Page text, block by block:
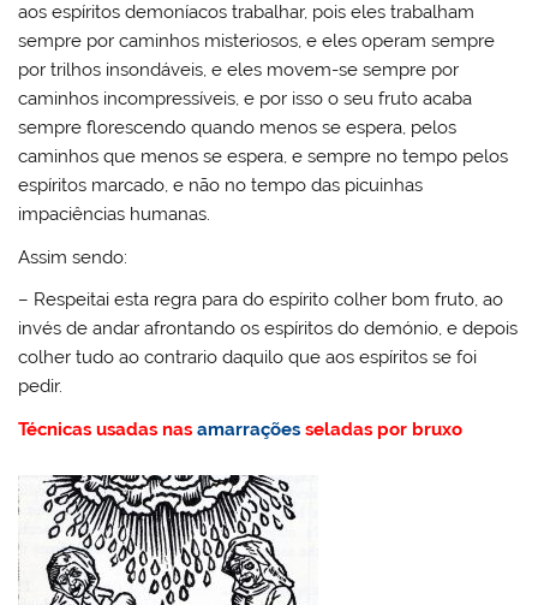
aos espíritos demoníacos trabalhar, pois eles trabalham
sempre por caminhos misteriosos, e eles operam sempre
por trilhos insondáveis, e eles movem-se sempre por
caminhos incompressíveis, e por isso o seu fruto acaba
sempre florescendo quando menos se espera, pelos
caminhos que menos se espera, e sempre no tempo pelos
espíritos marcado, e não no tempo das picuinhas
impaciências humanas.
Assim sendo:
– Respeitai esta regra para do espírito colher bom fruto, ao
invés de andar afrontando os espíritos do demónio, e depois
colher tudo ao contrario daquilo que aos espíritos se foi
pedir.
Técnicas usadas nasamarrações seladas por bruxo